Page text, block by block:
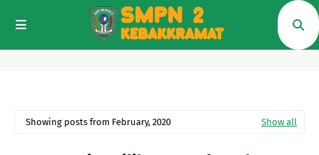
Showing posts from February, 2020 Show all